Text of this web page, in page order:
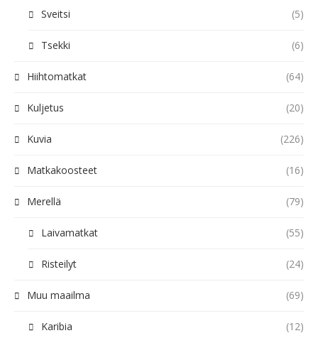
Sveitsi (5)
Tsekki (6)
Hiihtomatkat (64)
Kuljetus (20)
Kuvia (226)
Matkakoosteet (16)
Merellä (79)
Laivamatkat (55)
Risteilyt (24)
Muu maailma (69)
Karibia (12)